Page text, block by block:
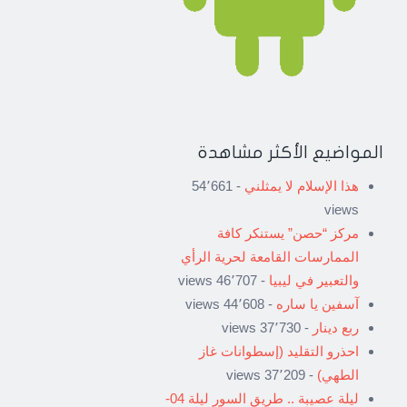
المواضيع الأكثر مشاهدة
هذا الإسلام لا يمثلني
- 54٬661
views
مركز “حصن” يستنكر كافة
الممارسات القامعة لحرية الرأي
والتعبير في ليبيا - 46٬707 views
آسفين يا ساره - 44٬608 views
ربع دينار - 37٬730 views
احذرو التقليد (إسطوانات غاز
الطهي) - 37٬209 views
ليلة عصيبة .. طريق السور ليلة 04-